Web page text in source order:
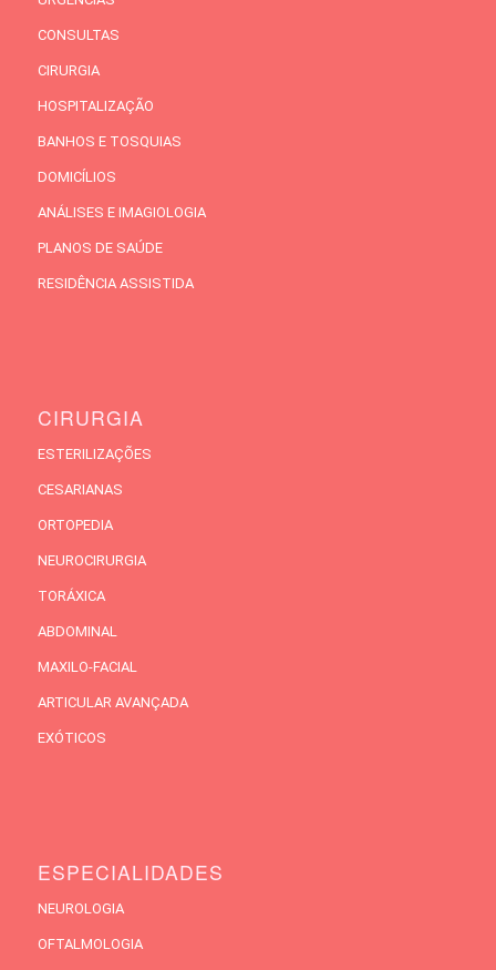
CONSULTAS
CIRURGIA
HOSPITALIZAÇÃO
BANHOS E TOSQUIAS
DOMICÍLIOS
ANÁLISES E IMAGIOLOGIA
PLANOS DE SAÚDE
RESIDÊNCIA ASSISTIDA
CIRURGIA
ESTERILIZAÇÕES
CESARIANAS
ORTOPEDIA
NEUROCIRURGIA
TORÁXICA
ABDOMINAL
MAXILO-FACIAL
ARTICULAR AVANÇADA
EXÓTICOS
ESPECIALIDADES
NEUROLOGIA
OFTALMOLOGIA